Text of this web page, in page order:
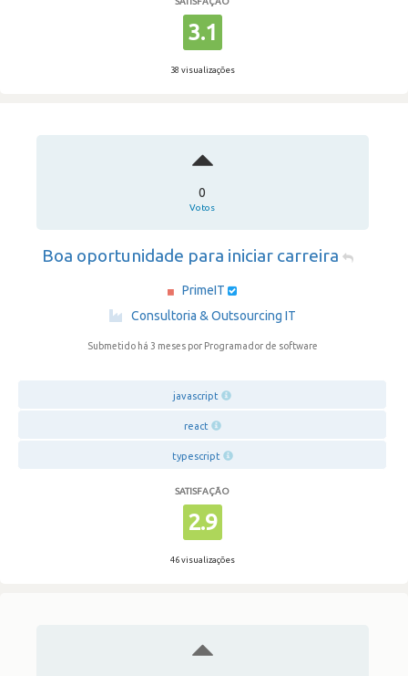
3.1
38 visualizações
0
Votos
Boa oportunidade para iniciar carreira
PrimeIT
·
Consultoria & Outsourcing IT
Submetido há 3 meses por Programador de software
javascript
react
typescript
SATISFAÇÃO
2.9
46 visualizações